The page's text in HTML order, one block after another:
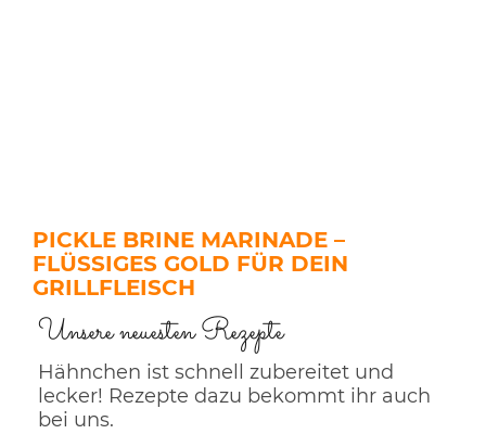
PICKLE BRINE MARINADE –
FLÜSSIGES GOLD FÜR DEIN
GRILLFLEISCH
Unsere neuesten Rezepte
Hähnchen ist schnell zubereitet und
lecker! Rezepte dazu bekommt ihr auch
bei uns.